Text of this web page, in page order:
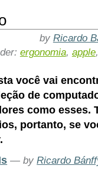
by Ricardo
ergonomia, apple
você vai
de
como esses.
portanto, se
—byRicardo